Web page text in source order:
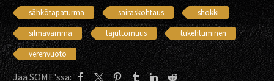
sähkötapaturma
sairaskohtaus
shokki
silmävamma
tajuttomuus
tukehtuminen
verenvuoto
Jaa SOME'ssa: